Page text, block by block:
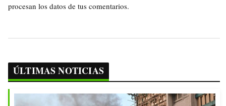
procesan los datos de tus comentarios.
ÚLTIMAS NOTICIAS